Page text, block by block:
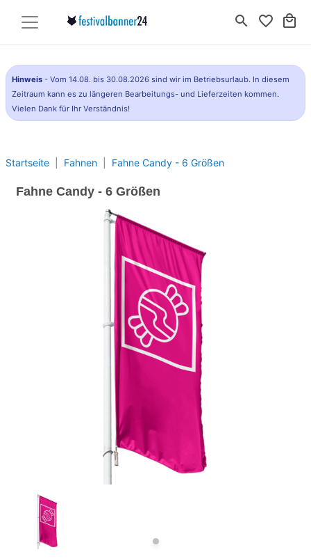
search favorite_border local_mall
Hinweis - Vom 14.08. bis 30.08.2026 sind wir im Betriebsurlaub. In diesem
Zeitraum kann es zu längeren Bearbeitungs- und Lieferzeiten kommen.
Vielen Dank für Ihr Verständnis!
Startseite Fahnen Fahne Candy - 6 Größen
Fahne Candy - 6 Größen